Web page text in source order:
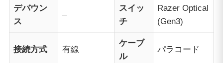
デバウン
ス
–
スイッ
チ
Razer Optical
(Gen3)
接続方式 有線
ケーブ
ル
パラコード